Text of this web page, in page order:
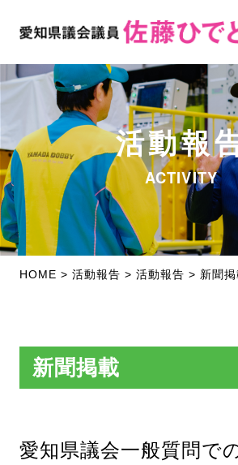
活動報
ACTIVITY
HOME > 活動報告 > 活動報告 > 新聞
新聞掲載
愛知県議会一般質問で